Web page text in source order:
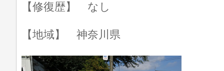
【修復歴】 なし
【地域】 神奈川県